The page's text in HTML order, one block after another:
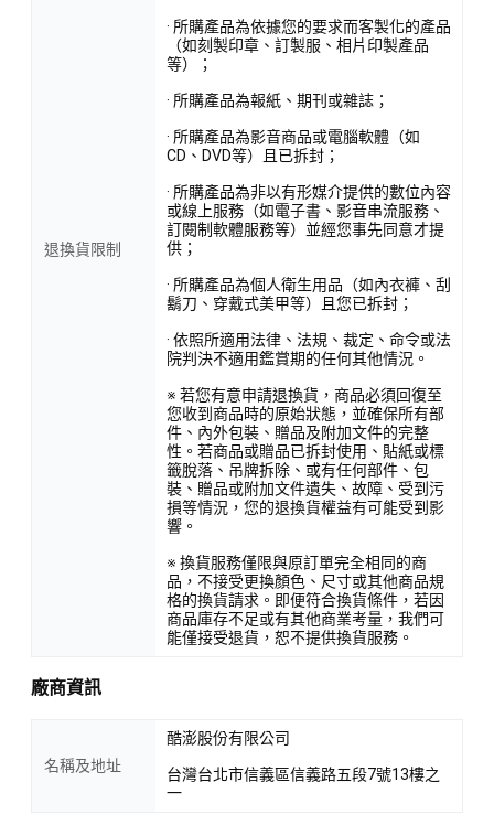
退換貨限制
· 所購產品為依據您的要求而客製化的產品
（如刻製印章、訂製服、相片印製產品
等）；
· 所購產品為報紙、期刊或雜誌；
· 所購產品為影音商品或電腦軟體（如
CD、DVD等）且已拆封；
· 所購產品為非以有形媒介提供的數位內容
或線上服務（如電子書、影音串流服務、
訂閱制軟體服務等）並經您事先同意才提
供；
· 所購產品為個人衛生用品（如內衣褲、刮
鬍刀、穿戴式美甲等）且您已拆封；
· 依照所適用法律、法規、裁定、命令或法
院判決不適用鑑賞期的任何其他情況。
※ 若您有意申請退換貨，商品必須回復至
您收到商品時的原始狀態，並確保所有部
件、內外包裝、贈品及附加文件的完整
性。若商品或贈品已拆封使用、貼紙或標
籤脫落、吊牌拆除、或有任何部件、包
裝、贈品或附加文件遺失、故障、受到污
損等情況，您的退換貨權益有可能受到影
響。
※ 換貨服務僅限與原訂單完全相同的商
品，不接受更換顏色、尺寸或其他商品規
格的換貨請求。即便符合換貨條件，若因
商品庫存不足或有其他商業考量，我們可
能僅接受退貨，恕不提供換貨服務。
廠商資訊
名稱及地址
酷澎股份有限公司
台灣台北市信義區信義路五段7號13樓之
一